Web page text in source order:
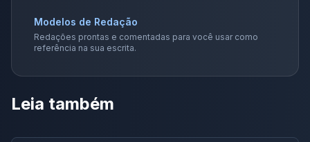
Modelos de Redação
Redações prontas e comentadas para você usar como
referência na sua escrita.
Leia também